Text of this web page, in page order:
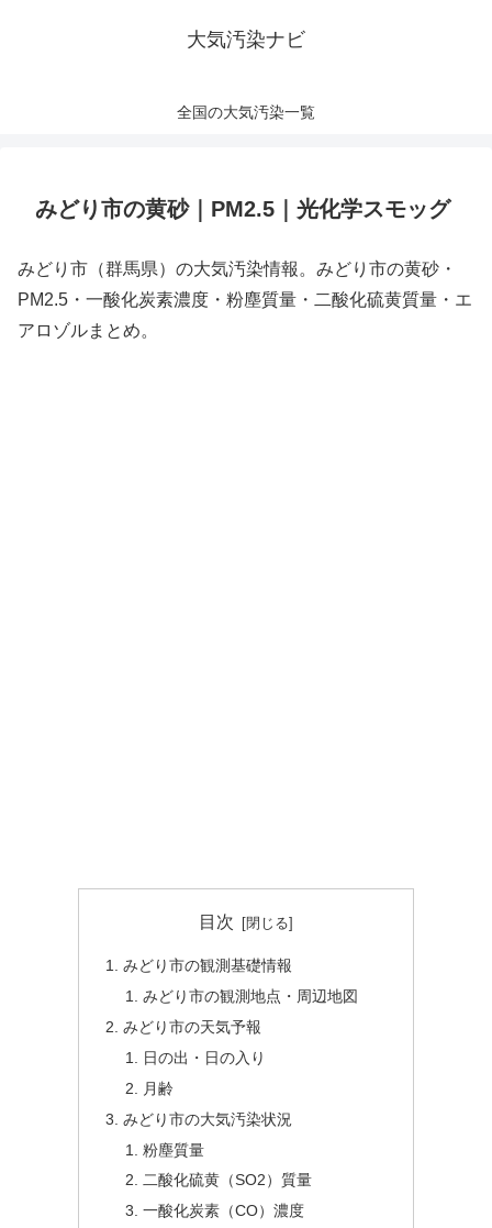
大気汚染ナビ
全国の大気汚染一覧
みどり市の黄砂｜PM2.5｜光化学スモッグ
みどり市（群馬県）の大気汚染情報。みどり市の黄砂・
PM2.5・一酸化炭素濃度・粉塵質量・二酸化硫黄質量・エ
アロゾルまとめ。
目次
みどり市の観測基礎情報
みどり市の観測地点・周辺地図
みどり市の天気予報
日の出・日の入り
月齢
みどり市の大気汚染状況
粉塵質量
二酸化硫黄（SO2）質量
一酸化炭素（CO）濃度